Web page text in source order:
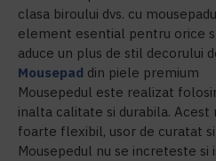
clasa biroului dvs. cu
element esential pentru orice
aduce un plus de stil decorului
Mousepad din piele premium
Mousepedul este realizat
inalta calitate si durabila.
foarte flexibil, usor de curatat
Mousepedul nu se increteste si